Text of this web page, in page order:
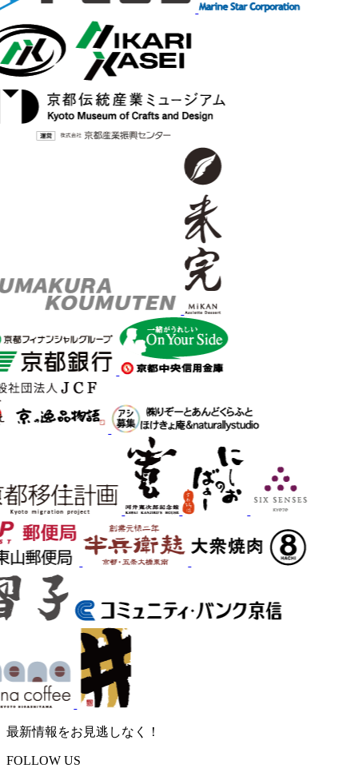
最新情報をお見逃しなく！
FOLLOW US